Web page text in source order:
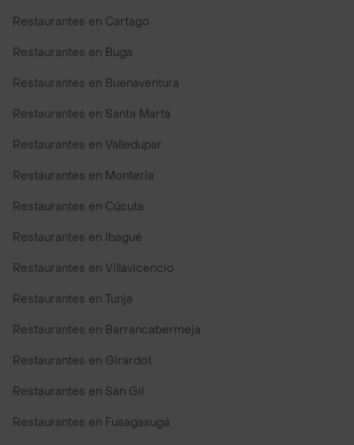
Restaurantes en Cartago
Restaurantes en Buga
Restaurantes en Buenaventura
Restaurantes en Santa Marta
Restaurantes en Valledupar
Restaurantes en Monteria
Restaurantes en Cúcuta
Restaurantes en Ibagué
Restaurantes en Villavicencio
Restaurantes en Tunja
Restaurantes en Barrancabermeja
Restaurantes en Girardot
Restaurantes en San Gil
Restaurantes en Fusagasugá